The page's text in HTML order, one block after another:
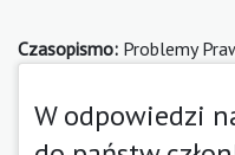
Czasopismo: Problemy
W odpowiedzi